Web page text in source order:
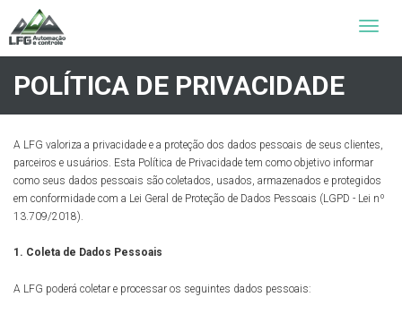
Toggle
POLÍTICA DE PRIVACIDADE
A LFG valoriza a privacidade e a proteção dos dados pessoais de seus clientes,
parceiros e usuários. Esta Política de Privacidade tem como objetivo informar
como seus dados pessoais são coletados, usados, armazenados e protegidos
em conformidade com a Lei Geral de Proteção de Dados Pessoais (LGPD - Lei nº
13.709/2018).
1. Coleta de Dados Pessoais
A LFG poderá coletar e processar os seguintes dados pessoais: